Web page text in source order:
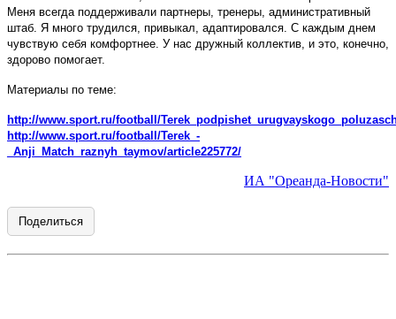
Меня всегда поддерживали партнеры, тренеры, административный
штаб. Я много трудился, привыкал, адаптировался. С каждым днем
чувствую себя комфортнее. У нас дружный коллектив, и это, конечно,
здорово помогает.
Материалы по теме:
http://www.sport.ru/football/
http://www.sport.ru/football/Terek_-
_Anji_Match_raznyh_taymov/article225772/
ИА "Ореанда-Новости"
Поделиться